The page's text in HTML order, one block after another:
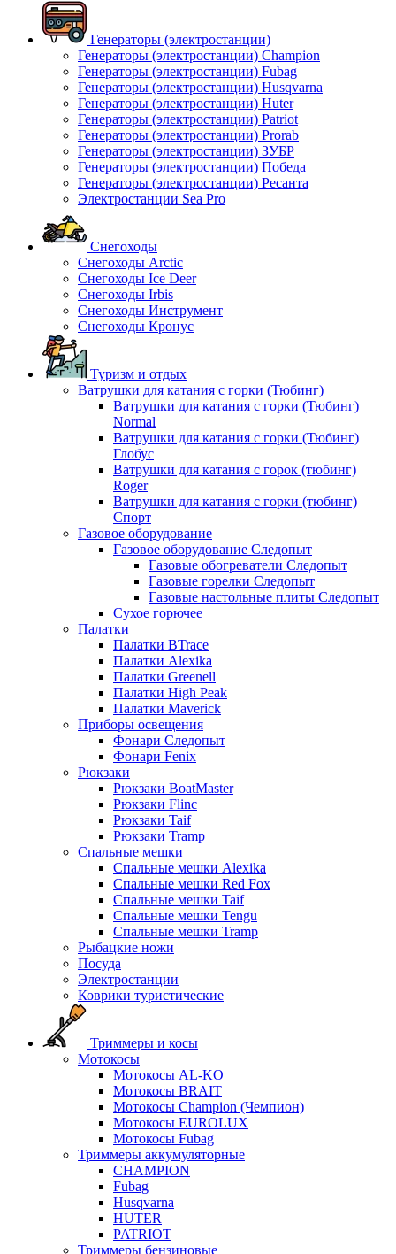
Генераторы (электростанции)
Генераторы (электростанции) Champion
Генераторы (электростанции) Fubag
Генераторы (электростанции) Husqvarna
Генераторы (электростанции) Huter
Генераторы (электростанции) Patriot
Генераторы (электростанции) Prorab
Генераторы (электростанции) ЗУБР
Генераторы (электростанции) Победа
Генераторы (электростанции) Ресанта
Электростанции Sea Pro
Снегоходы
Снегоходы Arctic
Снегоходы Ice Deer
Снегоходы Irbis
Снегоходы Инструмент
Снегоходы Кронус
Туризм и отдых
Ватрушки для катания с горки (Тюбинг)
Ватрушки для катания с горки (Тюбинг)
Normal
Ватрушки для катания с горки (Тюбинг)
Глобус
Ватрушки для катания с горок (тюбинг)
Roger
Ватрушки для катания с горки (тюбинг)
Спорт
Газовое оборудование
Газовое оборудование Следопыт
Газовые обогреватели Следопыт
Газовые горелки Следопыт
Газовые настольные плиты Следопыт
Сухое горючее
Палатки
Палатки BTrace
Палатки Alexika
Палатки Greenell
Палатки High Peak
Палатки Maverick
Приборы освещения
Фонари Следопыт
Фонари Fenix
Рюкзаки
Рюкзаки BoatMaster
Рюкзаки Flinc
Рюкзаки Taif
Рюкзаки Tramp
Спальные мешки
Спальные мешки Alexika
Спальные мешки Red Fox
Спальные мешки Taif
Спальные мешки Tengu
Спальные мешки Tramp
Рыбацкие ножи
Посуда
Электростанции
Коврики туристические
Триммеры и косы
Мотокосы
Мотокосы AL-KO
Мотокосы BRAIT
Мотокосы Champion (Чемпион)
Мотокосы EUROLUX
Мотокосы Fubag
Триммеры аккумуляторные
CHAMPION
Fubag
Husqvarna
HUTER
PATRIOT
Триммеры бензиновые